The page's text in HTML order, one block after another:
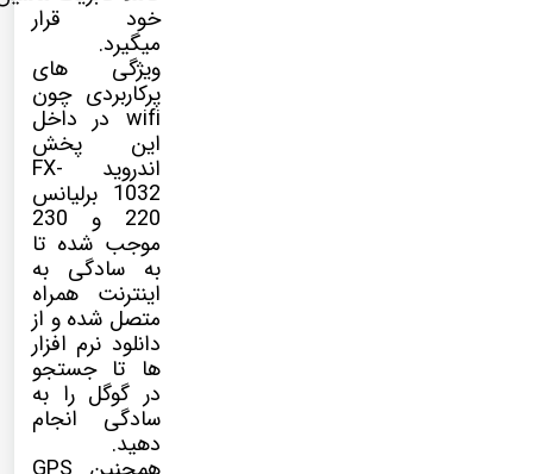
خود قرار
میگیرد.
ویژگی های
پرکاربردی چون
wifi در داخل
این پخش
اندروید FX-
1032 برلیانس
220 و 230
موجب شده تا
به سادگی به
اینترنت همراه
متصل شده و از
دانلود نرم افزار
ها تا جستجو
در گوگل را به
سادگی انجام
دهید.